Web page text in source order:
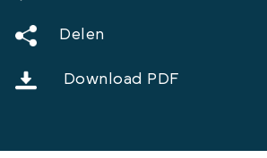
Delen
Download PDF